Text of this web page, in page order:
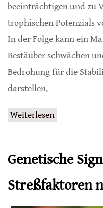
beeinträchtigen und zu
trophischen Potenzials
In der Folge kann ein
Bestäuber schwächen
Bedrohung für die
darstellen.
Weiterlesen
Genetische
Streßfaktoren